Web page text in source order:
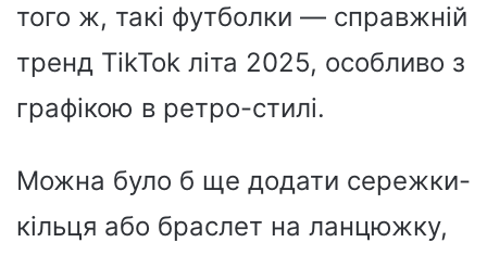
того ж, такі футболки — справжній
тренд TikTok літа 2025, особливо з
графікою в ретро-стилі.
Можна було б ще додати сережки-
кільця або браслет на ланцюжку,